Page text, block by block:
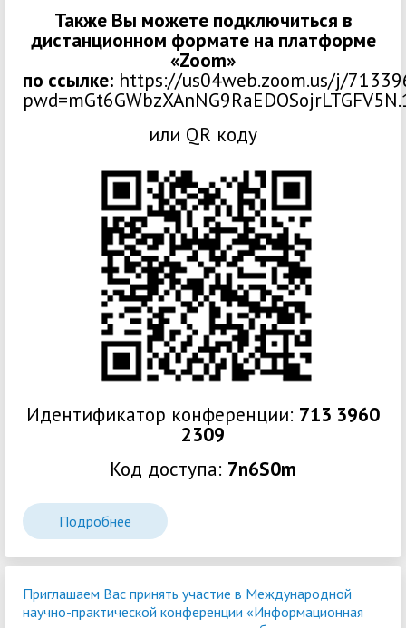
Также Вы можете подключиться в
дистанционном формате на платформе
«Zoom»
по ссылке: https://us04web.zoom.us/j/
или QR коду
Идентификатор конференции: 713 3960
2309
Код доступа: 7n6S0m
Подробнее
Приглашаем Вас принять участие в Международной
научно-практической конференции «Информационная